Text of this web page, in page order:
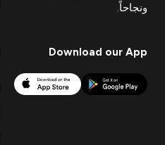
ونجاحاً.
Download our App